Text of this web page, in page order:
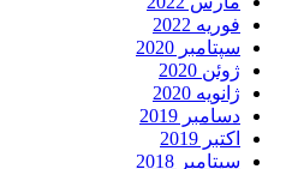
فوریه 2022
سپتامبر 2020
ژوئن 2020
ژانویه 2020
دسامبر 2019
اکتبر 2019
سپتامبر 2018